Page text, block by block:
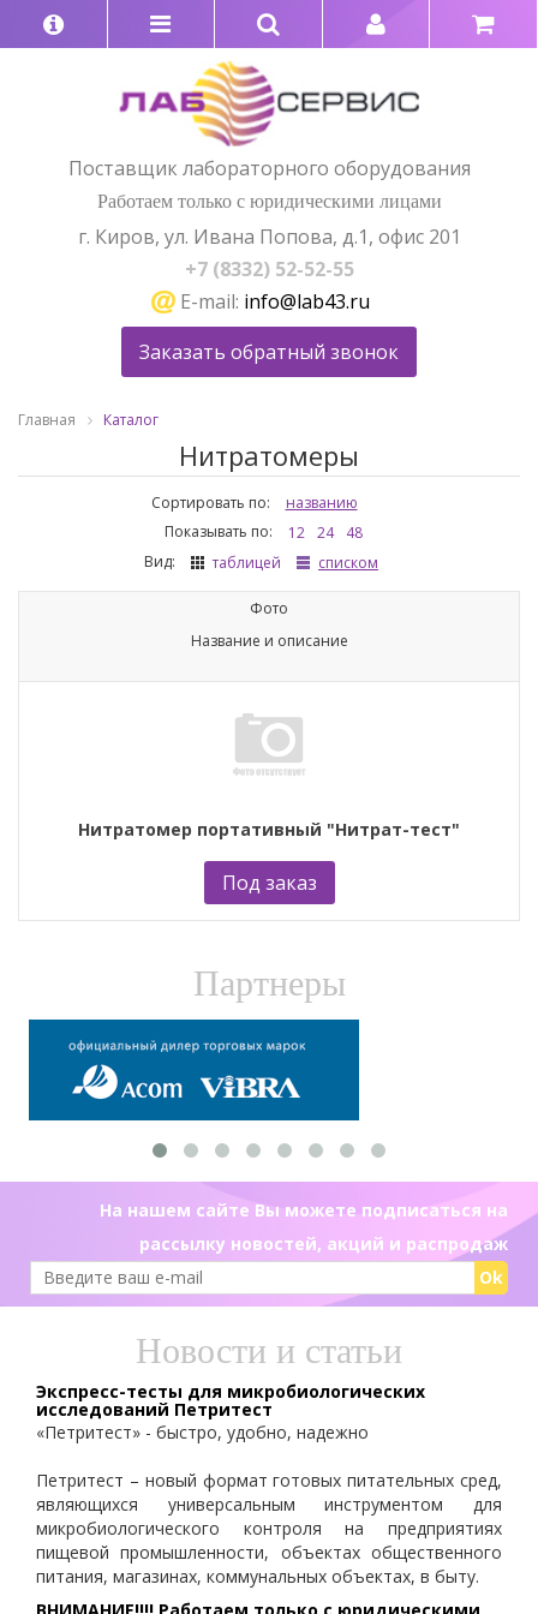
Поставщик лабораторного оборудования
Работаем только с юридическими лицами
г. Киров, ул. Ивана Попова, д.1, офис 201
+7 (8332) 52-52-55
E-mail: info@lab43.ru
Заказать обратный звонок
Главная Каталог
Нитратомеры
Сортировать по:
названию
Показывать по:
12 24
48
Вид:
таблицей списком
Фото
Название и описание
Нитратомер портативный "Нитрат-тест"
Под заказ
Партнеры
На нашем сайте Вы можете подписаться на
рассылку новостей, акций и распродаж
Ok
Новости и статьи
Экспресс-тесты для микробиологических
исследований Петритест
«Петритест» - быстро, удобно, надежно
Петритест – новый формат готовых питательных сред,
являющихся универсальным инструментом для
микробиологического контроля на предприятиях
пищевой промышленности, объектах общественного
питания, магазинах, коммунальных объектах, в быту.